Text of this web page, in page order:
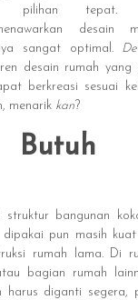
pilihan tepat.
desain
sangat optimal.
desain rumah yang
berkreasi sesuai
menarik kan?
struktur bangunan
pun masih
rumah lama. Di
bagian rumah
harus diganti segera,